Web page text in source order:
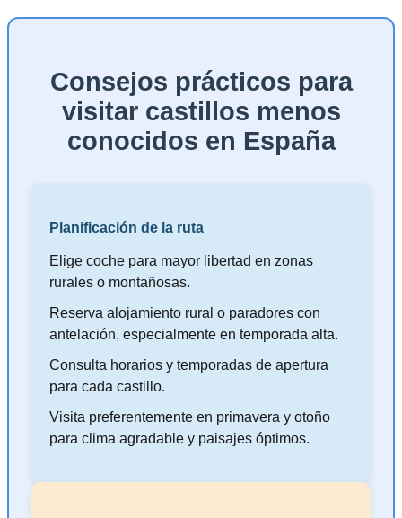
Consejos prácticos para
visitar castillos menos
conocidos en España
Planificación de la ruta
Elige coche para mayor libertad en zonas
rurales o montañosas.
Reserva alojamiento rural o paradores con
antelación, especialmente en temporada alta.
Consulta horarios y temporadas de apertura
para cada castillo.
Visita preferentemente en primavera y otoño
para clima agradable y paisajes óptimos.